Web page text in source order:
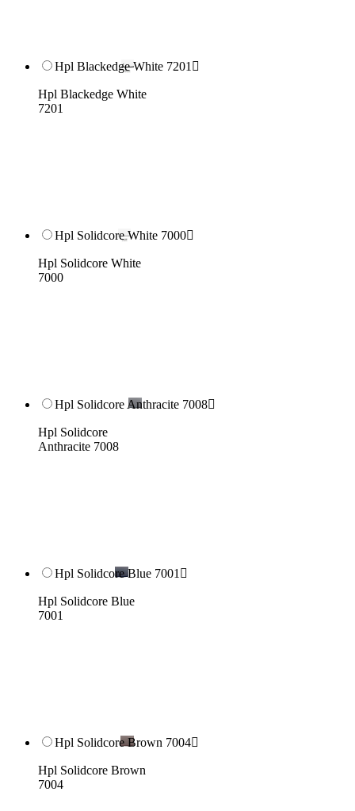
Hpl Blackedge White 7201 
Hpl Blackedge White
7201
Hpl Solidcore White 7000
Hpl Solidcore White
7000
Hpl Solidcore Anthracite 7008
Hpl Solidcore
Anthracite 7008
Hpl Solidcore Blue 7001 
Hpl Solidcore Blue
7001
Hpl Solidcore Brown 7004
Hpl Solidcore Brown
7004